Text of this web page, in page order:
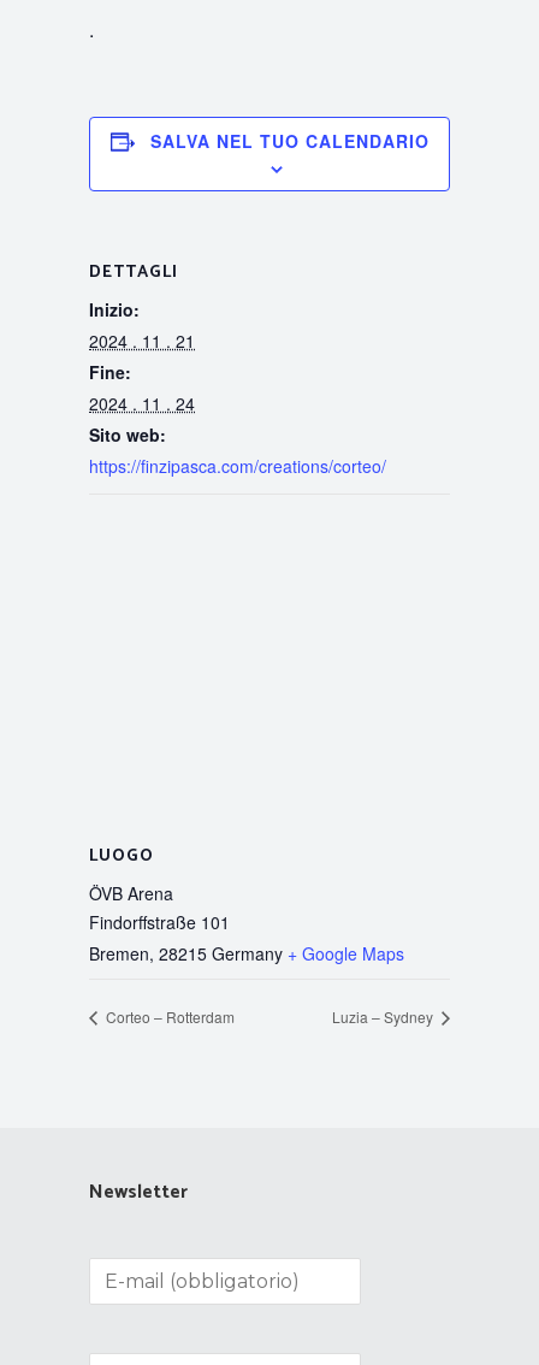
.
SALVA NEL TUO CALENDARIO
DETTAGLI
Inizio:
2024 . 11 . 21
Fine:
2024 . 11 . 24
Sito web:
https://finzipasca.com/creations/corteo/
LUOGO
ÖVB Arena
Findorffstraße 101
Bremen, 28215 Germany + Google Maps
Corteo – Rotterdam Luzia – Sydney
Newsletter